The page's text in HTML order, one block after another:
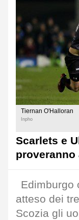
Tiernan O'Halloran
Inpho
Scarlets e
Edimburgo
atteso dei
Scozia gli